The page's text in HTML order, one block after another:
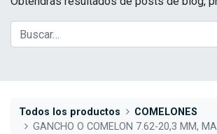
Todos los productos
COMELONES
GANCHO O COMELON 7.62-20,3 MM,